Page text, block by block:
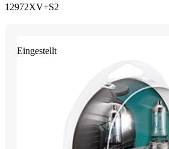
12972XV+S2
Eingestellt